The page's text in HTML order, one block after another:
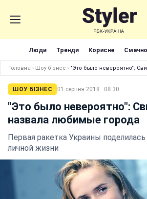
Люди Тренди Корисне Смачно
Головна › Шоу бізнес › "Это было невероятно":
ШОУ БІЗНЕС 01 серпня 2018 · 08:30
"Это было невероятно":
назвала любимые города
Первая ракетка Украины
личной жизни